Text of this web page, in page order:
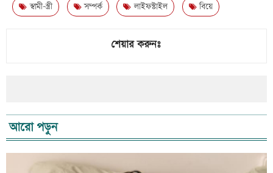
স্বামী-স্ত্রী সম্পর্ক লাইফস্টাইল বিয়ে
শেয়ার করুনঃ
আরো পড়ুন